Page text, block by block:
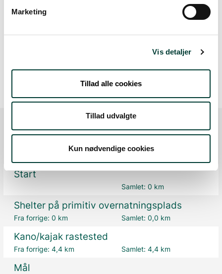
Marketing
Vis detaljer
Tillad alle cookies
Tillad udvalgte
Kun nødvendige cookies
Medium stigning (maks. 5 %)
Ruten i detaljer
Start
Samlet: 0 km
Shelter på primitiv overnatningsplads
Fra forrige:0 km Samlet: 0,0 km
Kano/kajak rastested
Fra forrige:4,4 km Samlet: 4,4 km
Mål